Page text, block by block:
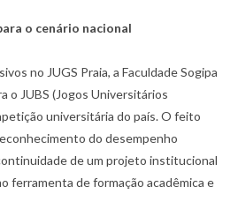
o cenário nacional
no JUGS Praia, a Faculdade Sogipa
o JUBS (Jogos Universitários
universitária do país. O feito
do desempenho
de um projeto institucional
ferramenta de formação acadêmica e